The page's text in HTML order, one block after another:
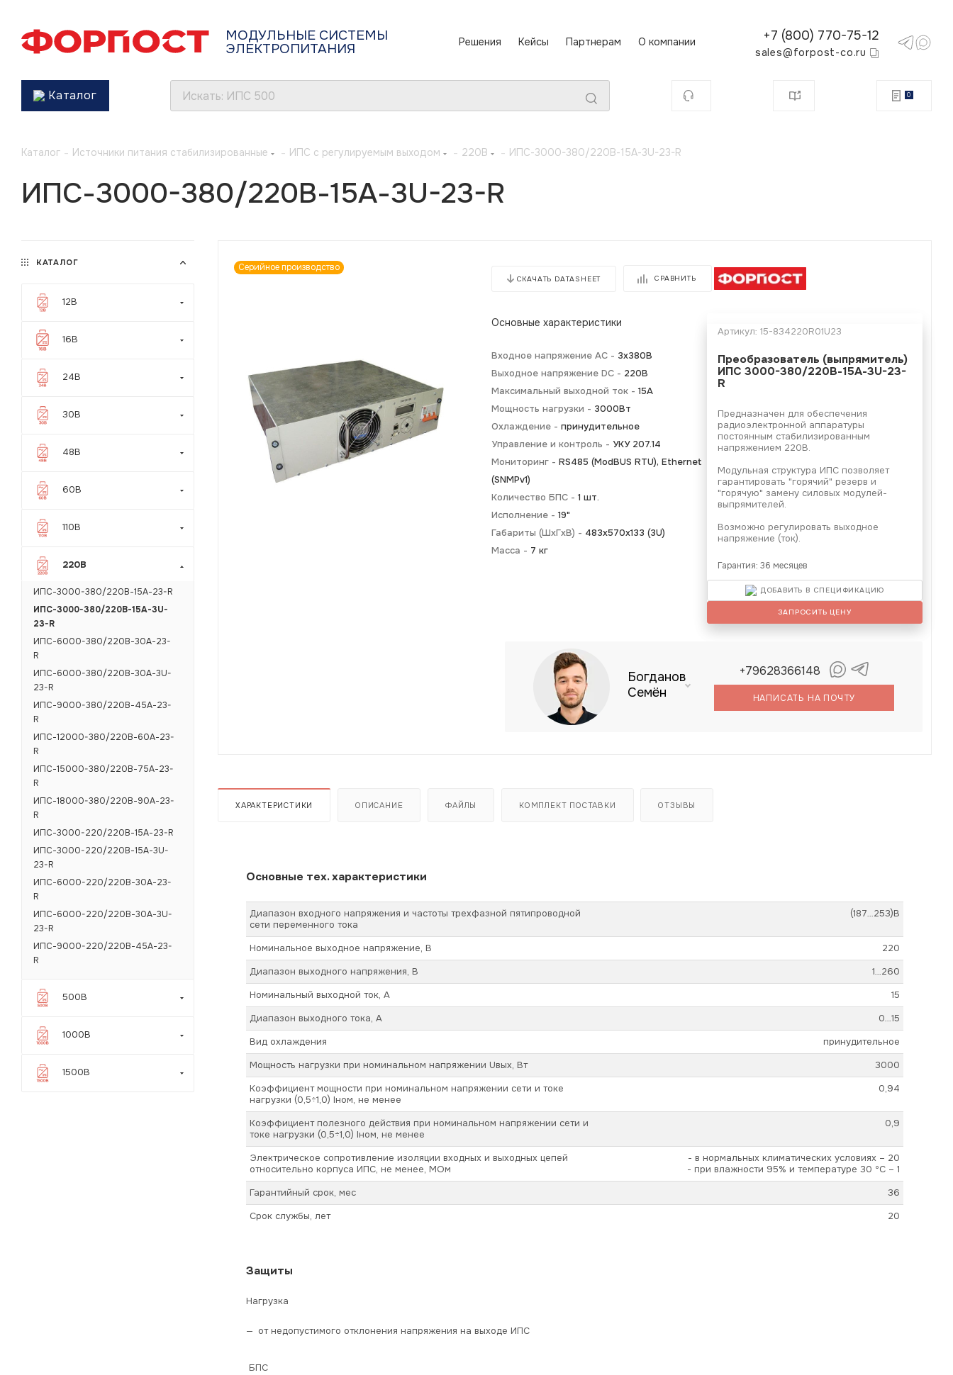
МОДУЛЬНЫЕ СИСТЕМЫ
ЭЛЕКТРОПИТАНИЯ Решения Кейсы Партнерам О компании +7 (800) 770-75-12
sales@forpost-co.ru
Каталог 0
Каталог - Источники питания стабилизированные - ИПС с регулируемым выходом - 220В - ИПС-3000-380/220В-15А-3U-23-R
ИПС-3000-380/220В-15А-3U-23-R
Серийное производство
СКАЧАТЬ DATASHEET СРАВНИТЬ
Основные характеристики
Входное напряжение AC - 3х380В
Выходное напряжение DC - 220В
Максимальный выходной ток - 15А
Мощность нагрузки - 3000Вт
Охлаждение - принудительное
Управление и контроль - УКУ 207.14
Мониторинг - RS485 (ModBUS RTU), Ethernet
(SNMPv1)
Количество БПС - 1 шт.
Исполнение - 19"
Габариты (ШхГхВ) - 483x570x133 (3U)
Масса - 7 кг
Артикул: 15-834220R01U23
Преобразователь (выпрямитель)
ИПС 3000-380/220В-15А-3U-23-
R
Предназначен для обеспечения
радиоэлектронной аппаратуры
постоянным стабилизированным
напряжением 220В.
Модульная структура ИПС позволяет
гарантировать "горячий" резерв и
"горячую" замену силовых модулей-
выпрямителей.
Возможно регулировать выходное
напряжение (ток).
Гарантия: 36 месяцев
ДОБАВИТЬ В СПЕЦИФИКАЦИЮ
ЗАПРОСИТЬ ЦЕНУ
Богданов
Семён
+79628366148
НАПИСАТЬ НА ПОЧТУ
ХАРАКТЕРИСТИКИ ОПИСАНИЕ ФАЙЛЫ КОМПЛЕКТ ПОСТАВКИ ОТЗЫВЫ
Основные тех. характеристики
Диапазон входного напряжения и частоты трехфазной пятипроводной
сети переменного тока
(187…253)В
Номинальное выходное напряжение, В
220
Диапазон выходного напряжения, В
1…260
Номинальный выходной ток, А
15
Диапазон выходного тока, А
0…15
Вид охлаждения
принудительное
Мощность нагрузки при номинальном напряжении Uвых, Вт
3000
Коэффициент мощности при номинальном напряжении сети и токе
нагрузки (0,5÷1,0) Iном, не менее
0,94
Коэффициент полезного действия при номинальном напряжении сети и
токе нагрузки (0,5÷1,0) Iном, не менее
0,9
Электрическое сопротивление изоляции входных и выходных цепей
относительно корпуса ИПС, не менее, МОм
- в нормальных климатических условиях – 20
- при влажности 95% и температуре 30 ºС – 1
Гарантийный срок, мес
36
Срок службы, лет
20
Защиты
Нагрузка
от недопустимого отклонения напряжения на выходе ИПС
БПС
КАТАЛОГ
12В
16В
24В
30В
48В
60В
110В
220В
ИПС-3000-380/220В-15А-23-R
ИПС-3000-380/220В-15А-3U-
23-R
ИПС-6000-380/220В-30А-23-
R
ИПС-6000-380/220В-30А-3U-
23-R
ИПС-9000-380/220В-45А-23-
R
ИПС-12000-380/220В-60А-23-
R
ИПС-15000-380/220В-75А-23-
R
ИПС-18000-380/220В-90А-23-
R
ИПС-3000-220/220В-15А-23-R
ИПС-3000-220/220В-15А-3U-
23-R
ИПС-6000-220/220В-30А-23-
R
ИПС-6000-220/220В-30А-3U-
23-R
ИПС-9000-220/220В-45А-23-
R
500В
1000В
1500В